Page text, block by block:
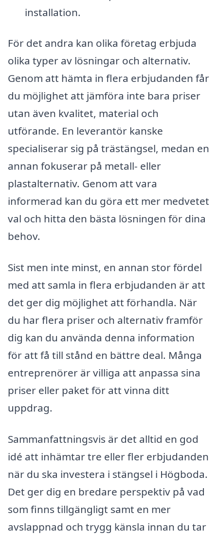
installation.
För det andra kan olika företag erbjuda
olika typer av lösningar och alternativ.
Genom att hämta in flera erbjudanden får
du möjlighet att jämföra inte bara priser
utan även kvalitet, material och
utförande. En leverantör kanske
specialiserar sig på trästängsel, medan en
annan fokuserar på metall- eller
plastalternativ. Genom att vara
informerad kan du göra ett mer medvetet
val och hitta den bästa lösningen för dina
behov.
Sist men inte minst, en annan stor fördel
med att samla in flera erbjudanden är att
det ger dig möjlighet att förhandla. När
du har flera priser och alternativ framför
dig kan du använda denna information
för att få till stånd en bättre deal. Många
entreprenörer är villiga att anpassa sina
priser eller paket för att vinna ditt
uppdrag.
Sammanfattningsvis är det alltid en god
idé att inhämtar tre eller fler erbjudanden
när du ska investera i stängsel i Högboda.
Det ger dig en bredare perspektiv på vad
som finns tillgängligt samt en mer
avslappnad och trygg känsla innan du tar